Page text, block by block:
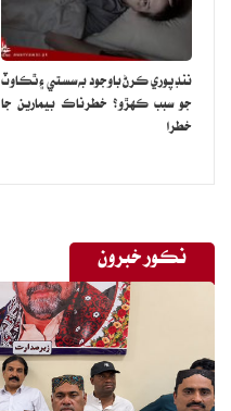
ننڊ پوري ڪرڻ باوجود به سستي ۽ ٿڪاوٽ
جو سبب ڪهڙو؟ خطرناڪ بيمارين جا
خطرا
نڪور خبرون